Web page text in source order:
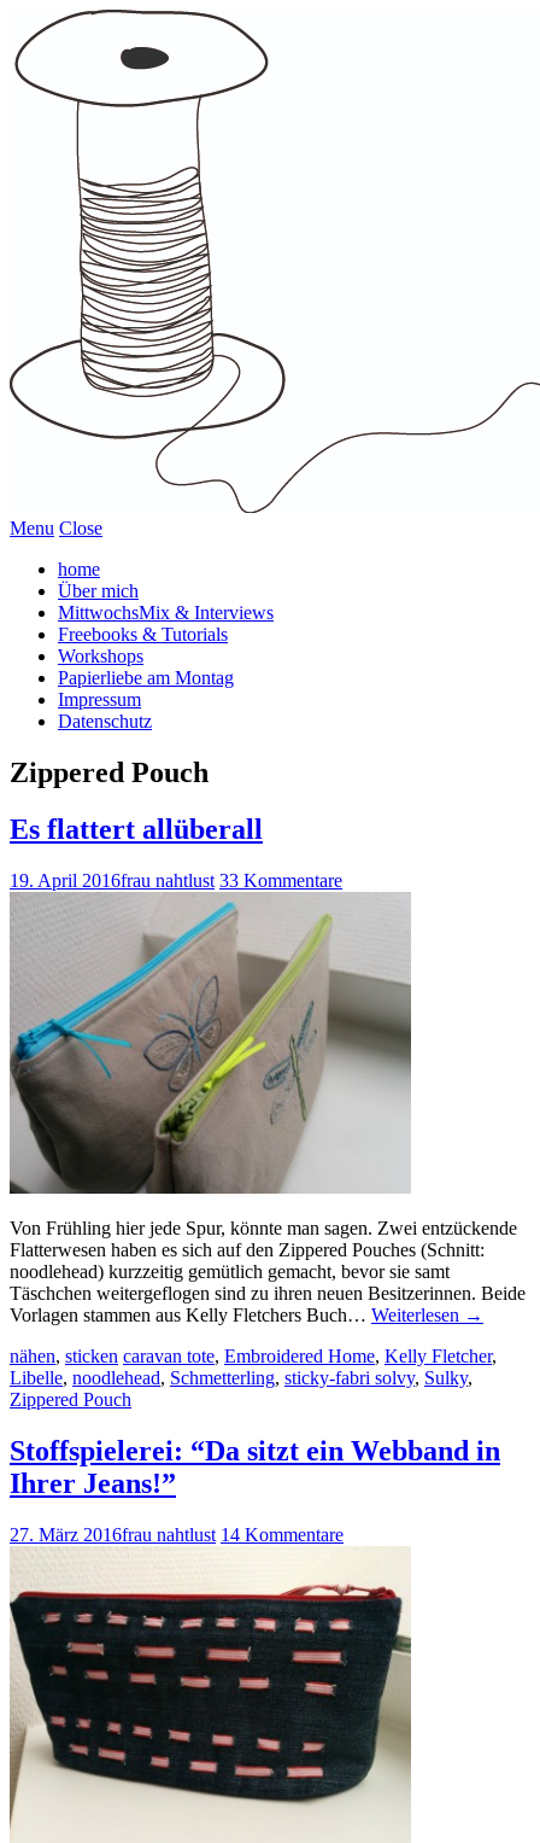
Menu Close
home
Über mich
MittwochsMix & Interviews
Freebooks & Tutorials
Workshops
Papierliebe am Montag
Impressum
Datenschutz
Zippered Pouch
Es flattert allüberall
19. April 2016frau nahtlust 33 Kommentare
Von Frühling hier jede Spur, könnte man sagen. Zwei entzückende
Flatterwesen haben es sich auf den Zippered Pouches (Schnitt:
noodlehead) kurzzeitig gemütlich gemacht, bevor sie samt
Täschchen weitergeflogen sind zu ihren neuen Besitzerinnen. Beide
Vorlagen stammen aus Kelly Fletchers Buch… Weiterlesen →
nähen, sticken caravan tote, Embroidered Home, Kelly Fletcher,
Libelle, noodlehead, Schmetterling, sticky-fabri solvy, Sulky,
Zippered Pouch
Stoffspielerei: “Da sitzt ein Webband in
Ihrer Jeans!”
27. März 2016frau nahtlust 14 Kommentare